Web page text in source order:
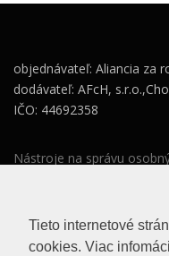
Tieto internetové
cookies. Viac
objednávateľ: Aliancia za
dodávateľ: AFcH,
IČO: 44692358
Nástroje na správu
Súhlas so spracovaním